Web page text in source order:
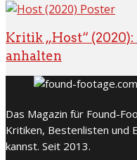
Kritik „Host“
anhalten
Das Magazin für Found-
Kritiken, Bestenlisten und
kannst. Seit 2013.